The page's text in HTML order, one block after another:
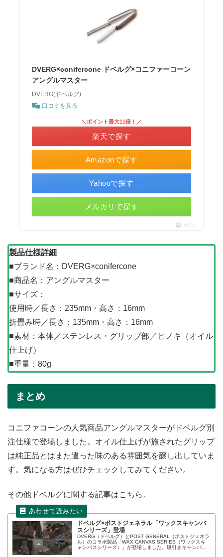
DVERG×conifercone ドベルグ×コニファーコーン
アングルマスター
DVERG(ドベルグ)
口コミを見る
Amazonで探す
＼ポイント最大11倍！／
楽天で探す
Yahooで探す
メルカリで探す
ポチップ
製品仕様詳細
■ブランド名：DVERG×conifercone
■商品名：アングルマスター
■サイズ：
使用時／長さ：235mm・高さ：16mm
折畳み時／長さ：135mm・高さ：16mm
■素材：本体／ステンレス・グリップ部／ヒノキ（オイル
仕上げ）
■重量：80g
まとめ
コニファコーンの人気商品アングルマスターがドベルグ別
注仕様で登場しました。オイル仕上げが施されたグリップ
は純正品とはまた違った味のある雰囲気を醸し出していま
す。気になる方はぜひチェックしてみてください。
その他ドベルグに関する記事はこちら。
ドベルグ×ポストジェネラル「ワックスキャンバ
スシリーズ」登場
DVERG（ドベルグ）とPOST GENERAL（ポストジェネラ
ル）のコラボ製品「WAX CANVAS SERIES（ワックスキ
ャンバスシリーズ）」が登場しました。蝋引きキャンバス